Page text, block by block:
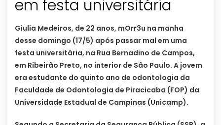
em festa universitária
Giulia Medeiros, de 22 anos, mOrr3u na manha
desse domingo (17/5) após passar mal em uma
festa universitária, na Rua Bernadino de Campos,
em Ribeirão Preto, no interior de São Paulo. A jovem
era estudante do quinto ano de odontologia da
Faculdade de Odontologia de Piracicaba (FOP) da
Universidade Estadual de Campinas (Unicamp).